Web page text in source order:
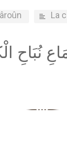
La
نُبَاحِ